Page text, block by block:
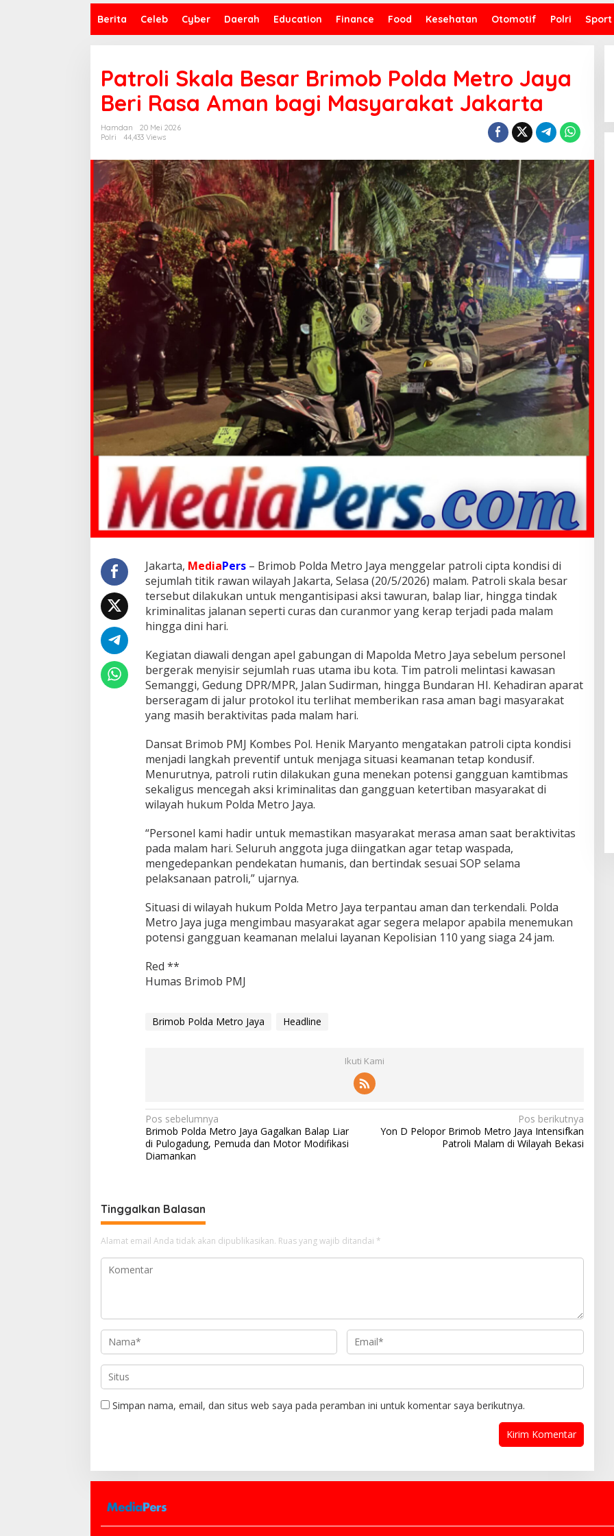
Berita Celeb Cyber Daerah Education Finance Food Kesehatan Otomotif Polri Sport
Patroli Skala Besar Brimob Polda Metro Jaya
Beri Rasa Aman bagi Masyarakat Jakarta
Hamdan
20 Mei 2026
Polri
44,433 Views
Jakarta, MediaPers– Brimob Polda Metro Jaya menggelar patroli cipta kondisi di
sejumlah titik rawan wilayah Jakarta, Selasa (20/5/2026) malam. Patroli skala besar
tersebut dilakukan untuk mengantisipasi aksi tawuran, balap liar, hingga tindak
kriminalitas jalanan seperti curas dan curanmor yang kerap terjadi pada malam
hingga dini hari.
Kegiatan diawali dengan apel gabungan di Mapolda Metro Jaya sebelum personel
bergerak menyisir sejumlah ruas utama ibu kota. Tim patroli melintasi kawasan
Semanggi, Gedung DPR/MPR, Jalan Sudirman, hingga Bundaran HI. Kehadiran aparat
berseragam di jalur protokol itu terlihat memberikan rasa aman bagi masyarakat
yang masih beraktivitas pada malam hari.
Dansat Brimob PMJ Kombes Pol. Henik Maryanto mengatakan patroli cipta kondisi
menjadi langkah preventif untuk menjaga situasi keamanan tetap kondusif.
Menurutnya, patroli rutin dilakukan guna menekan potensi gangguan kamtibmas
sekaligus mencegah aksi kriminalitas dan gangguan ketertiban masyarakat di
wilayah hukum Polda Metro Jaya.
“Personel kami hadir untuk memastikan masyarakat merasa aman saat beraktivitas
pada malam hari. Seluruh anggota juga diingatkan agar tetap waspada,
mengedepankan pendekatan humanis, dan bertindak sesuai SOP selama
pelaksanaan patroli,” ujarnya.
Situasi di wilayah hukum Polda Metro Jaya terpantau aman dan terkendali. Polda
Metro Jaya juga mengimbau masyarakat agar segera melapor apabila menemukan
potensi gangguan keamanan melalui layanan Kepolisian 110 yang siaga 24 jam.
Red **
Humas Brimob PMJ
Brimob Polda Metro Jaya Headline
Ikuti Kami
N
a
v
a
s
i
p
s
Pos sebelumnya
Brimob Polda Metro Jaya Gagalkan Balap Liar
di Pulogadung, Pemuda dan Motor Modifikasi
Diamankan
Pos berikutnya
Yon D Pelopor Brimob Metro Jaya Intensifkan
Patroli Malam di Wilayah Bekasi
Tinggalkan Balasan
Alamat email Anda tidak akan dipublikasikan. Ruas yang wajib ditandai *
Simpan nama, email, dan situs web saya pada peramban ini untuk komentar saya berikutnya.